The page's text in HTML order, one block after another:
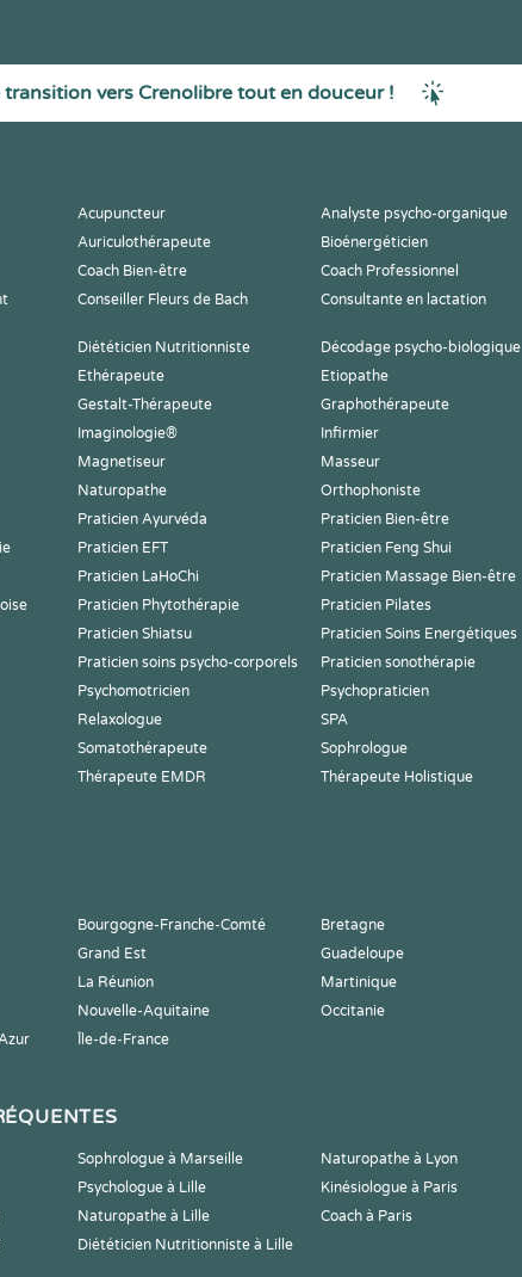
vers Crenolibre tout en douceur !
Acupuncteur Analyste psycho-organique
Auriculothérapeute Bioénergéticien
Coach Bien-être Coach Professionnel
Conseiller Fleurs de Bach Consultante en lactation
Diététicien Nutritionniste Décodage psycho-biologique
Ethérapeute Etiopathe
Gestalt-Thérapeute Graphothérapeute
Imaginologie® Infirmier
Magnetiseur Masseur
Naturopathe Orthophoniste
Praticien Ayurvéda Praticien Bien-être
Praticien EFT Praticien Feng Shui
Praticien LaHoChi Praticien Massage Bien-être
Praticien Phytothérapie Praticien Pilates
Praticien Shiatsu Praticien Soins Energétiques
Praticien soins psycho-corporels Praticien sonothérapie
Psychomotricien Psychopraticien
Relaxologue SPA
Somatothérapeute Sophrologue
Thérapeute EMDR Thérapeute Holistique
Bourgogne-Franche-Comté Bretagne
Grand Est Guadeloupe
La Réunion Martinique
Nouvelle-Aquitaine Occitanie
Île-de-France
Sophrologue à Marseille Naturopathe à Lyon
Psychologue à Lille Kinésiologue à Paris
Naturopathe à Lille Coach à Paris
Diététicien Nutritionniste à Lille